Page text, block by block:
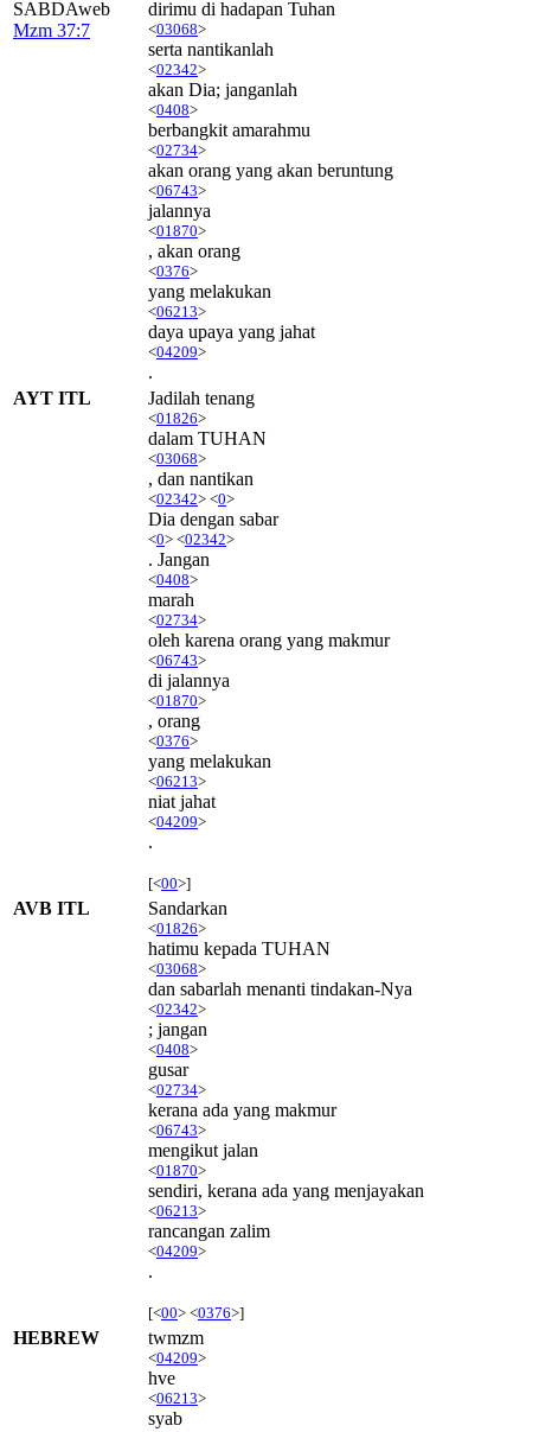
SABDAweb
Mzm 37:7
dirimu di hadapan Tuhan
<03068>
serta nantikanlah
<02342>
akan Dia; janganlah
<0408>
berbangkit amarahmu
<02734>
akan orang yang akan beruntung
<06743>
jalannya
<01870>
, akan orang
<0376>
yang melakukan
<06213>
daya upaya yang jahat
<04209>
.
AYT ITL
Jadilah tenang
<01826>
dalam TUHAN
<03068>
, dan nantikan
<02342> <0>
Dia dengan sabar
<0> <02342>
. Jangan
<0408>
marah
<02734>
oleh karena orang yang makmur
<06743>
di jalannya
<01870>
, orang
<0376>
yang melakukan
<06213>
niat jahat
<04209>
.
[<00>]
AVB ITL Sandarkan
<01826>
hatimu kepada TUHAN
<03068>
dan sabarlah menanti tindakan-Nya
<02342>
; jangan
<0408>
gusar
<02734>
kerana ada yang makmur
<06743>
mengikut jalan
<01870>
sendiri, kerana ada yang menjayakan
<06213>
rancangan zalim
<04209>
.
[<00> <0376>]
HEBREW twmzm
<04209>
hve
<06213>
syab